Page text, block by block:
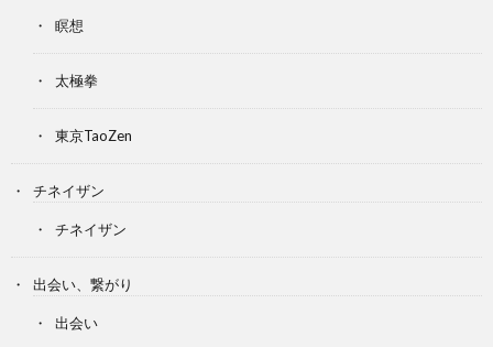
瞑想
太極拳
東京TaoZen
チネイザン
チネイザン
出会い、繋がり
出会い